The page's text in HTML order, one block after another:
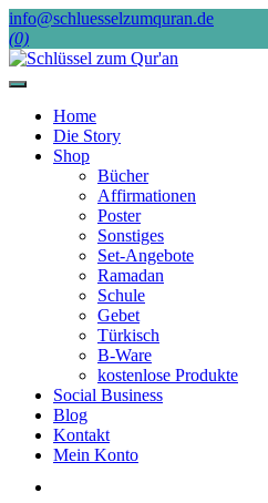
Skip
to
content
info@schluesselzumquran.de
(0)
Home
Die Story
Shop
Bücher
Affirmationen
Poster
Sonstiges
Set-Angebote
Ramadan
Schule
Gebet
Türkisch
B-Ware
kostenlose Produkte
Social Business
Blog
Kontakt
Mein Konto